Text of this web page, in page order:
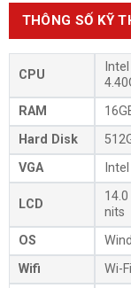
THÔNG SỐ KỸ
CPU
RAM
Hard Disk
VGA
LCD
nits
OS
Wifi
Wi-